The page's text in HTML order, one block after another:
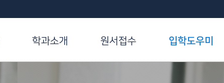
학과소개 원서접수 입학도우미